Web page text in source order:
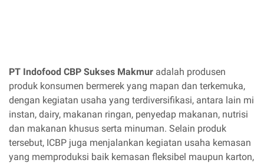
PT Indofood CBP Sukses Makmur adalah produsen
produk konsumen bermerek yang mapan dan terkemuka,
dengan kegiatan usaha yang terdiversifikasi, antara lain mi
instan, dairy, makanan ringan, penyedap makanan, nutrisi
dan makanan khusus serta minuman. Selain produk
tersebut, ICBP juga menjalankan kegiatan usaha kemasan
yang memproduksi baik kemasan fleksibel maupun karton,